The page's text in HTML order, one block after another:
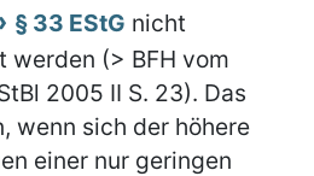
§ 33 EStG nicht
werden (> BFH vom
2005 II S. 23). Das
wenn sich der höhere
einer nur geringen